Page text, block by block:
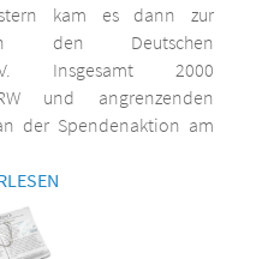
kam es dann zur
den Deutschen
Insgesamt 2000
und angrenzenden
der Spendenaktion am